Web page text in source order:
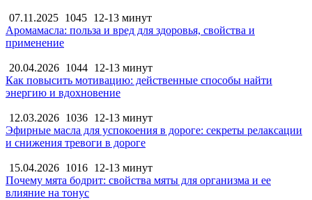
07.11.2025 1045 12-13 минут
Аромамасла: польза и вред для здоровья, свойства и
применение
20.04.2026 1044 12-13 минут
Как повысить мотивацию: действенные способы найти
энергию и вдохновение
12.03.2026 1036 12-13 минут
Эфирные масла для успокоения в дороге: секреты релаксации
и снижения тревоги в дороге
15.04.2026 1016 12-13 минут
Почему мята бодрит: свойства мяты для организма и ее
влияние на тонус